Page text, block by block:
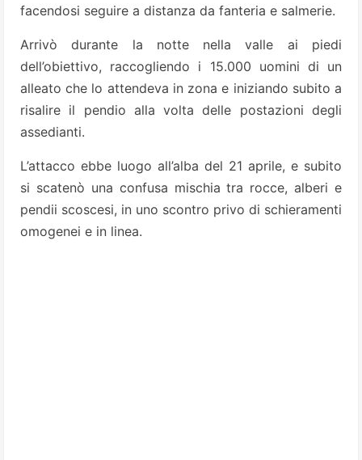
facendosi seguire a distanza da fanteria e salmerie.
Arrivò durante la notte nella valle ai piedi
dell’obiettivo, raccogliendo i 15.000 uomini di un
alleato che lo attendeva in zona e iniziando subito a
risalire il pendio alla volta delle postazioni degli
assedianti.
L’attacco ebbe luogo all’alba del 21 aprile, e subito
si scatenò una confusa mischia tra rocce, alberi e
pendii scoscesi, in uno scontro privo di schieramenti
omogenei e in linea.